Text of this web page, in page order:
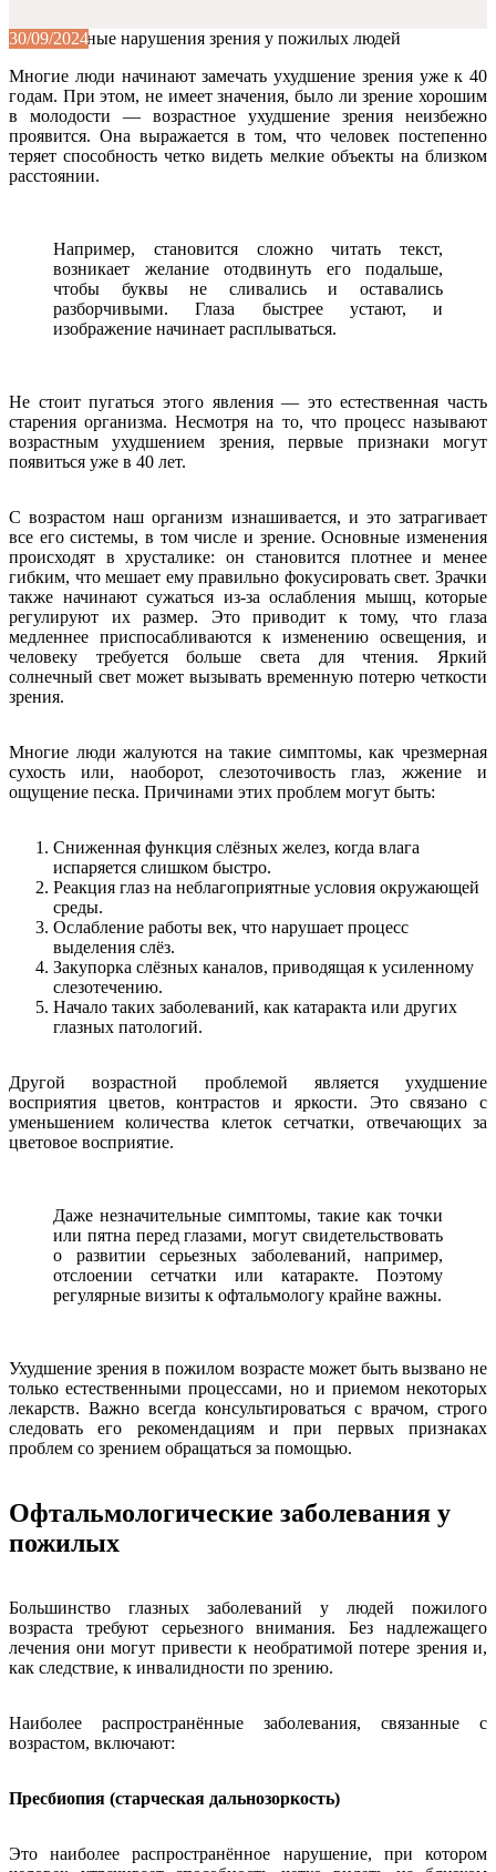
30/09/2024
Многие люди начинают замечать ухудшение зрения уже к 40
годам. При этом, не имеет значения, было ли зрение хорошим
в молодости — возрастное ухудшение зрения неизбежно
проявится. Она выражается в том, что человек постепенно
теряет способность четко видеть мелкие объекты на близком
расстоянии.
Например, становится сложно читать текст,
возникает желание отодвинуть его подальше,
чтобы буквы не сливались и оставались
разборчивыми. Глаза быстрее устают, и
изображение начинает расплываться.
Не стоит пугаться этого явления — это естественная часть
старения организма. Несмотря на то, что процесс называют
возрастным ухудшением зрения, первые признаки могут
появиться уже в 40 лет.
С возрастом наш организм изнашивается, и это затрагивает
все его системы, в том числе и зрение. Основные изменения
происходят в хрусталике: он становится плотнее и менее
гибким, что мешает ему правильно фокусировать свет. Зрачки
также начинают сужаться из-за ослабления мышц, которые
регулируют их размер. Это приводит к тому, что глаза
медленнее приспосабливаются к изменению освещения, и
человеку требуется больше света для чтения. Яркий
солнечный свет может вызывать временную потерю четкости
зрения.
Многие люди жалуются на такие симптомы, как чрезмерная
сухость или, наоборот, слезоточивость глаз, жжение и
ощущение песка. Причинами этих проблем могут быть:
Сниженная функция слёзных желез, когда влага
испаряется слишком быстро.
Реакция глаз на неблагоприятные условия окружающей
среды.
Ослабление работы век, что нарушает процесс
выделения слёз.
Закупорка слёзных каналов, приводящая к усиленному
слезотечению.
Начало таких заболеваний, как катаракта или других
глазных патологий.
Другой возрастной проблемой является ухудшение
восприятия цветов, контрастов и яркости. Это связано с
уменьшением количества клеток сетчатки, отвечающих за
цветовое восприятие.
Даже незначительные симптомы, такие как точки
или пятна перед глазами, могут свидетельствовать
о развитии серьезных заболеваний, например,
отслоении сетчатки или катаракте. Поэтому
регулярные визиты к офтальмологу крайне важны.
Ухудшение зрения в пожилом возрасте может быть вызвано не
только естественными процессами, но и приемом некоторых
лекарств. Важно всегда консультироваться с врачом, строго
следовать его рекомендациям и при первых признаках
проблем со зрением обращаться за помощью.
Офтальмологические заболевания у
пожилых
Большинство глазных заболеваний у людей пожилого
возраста требуют серьезного внимания. Без надлежащего
лечения они могут привести к необратимой потере зрения и,
как следствие, к инвалидности по зрению.
Наиболее распространённые заболевания, связанные с
возрастом, включают:
Пресбиопия (старческая дальнозоркость)
Это наиболее распространённое нарушение, при котором